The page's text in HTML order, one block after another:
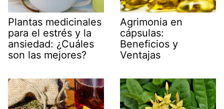
Plantas medicinales
para el estrés y la
ansiedad: ¿Cuáles
son las mejores?
Agrimonia en
cápsulas:
Beneficios y
Ventajas